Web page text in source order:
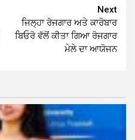
Next
ਜਿਲ੍ਹਾ ਰੋਜਗਾਰ ਅਤੇ ਕਾਰੋਬਾਰ
ਬਿਓਰੋ ਵੱਲੋਂ ਕੀਤਾ ਗਿਆ ਰੋਜਗਾਰ
ਮੇਲੇ ਦਾ ਆਯੋਜਨ